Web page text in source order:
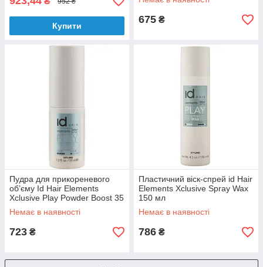
Купити
675 ₴
Пудра для прикореневого
об’єму Id Hair Elements
Xclusive Play Powder Boost 35
гр
Немає в наявності
723 ₴
Пластичний віск-спрей id Hair
Elements Xclusive Spray Wax
150 мл
Немає в наявності
786 ₴